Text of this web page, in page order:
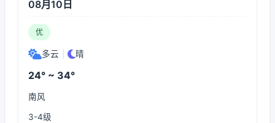
08月10日
优
多云 晴
24° ~ 34°
南风
3-4级